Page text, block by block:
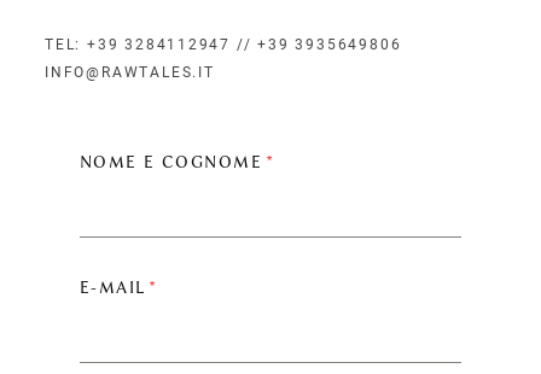
TEL: +39 3284112947 // +39 3935649806
INFO@RAWTALES.IT
NOME E COGNOME
E-MAIL